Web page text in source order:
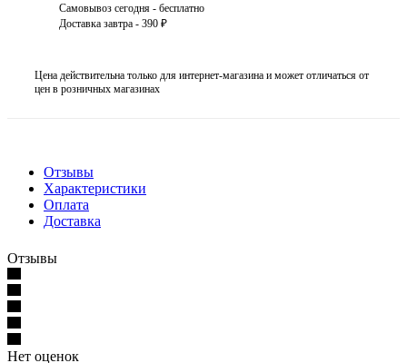
Самовывоз сегодня - бесплатно
Доставка завтра - 390 ₽
Цена действительна только для интернет-магазина и может отличаться от
цен в розничных магазинах
Отзывы
Характеристики
Оплата
Доставка
Отзывы
Нет оценок